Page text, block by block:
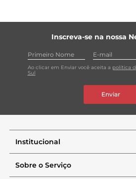
Inscreva-se na nossa
Ao clicar em Enviar você aceita a política
Sul
Enviar
Institucional
Sobre o Serviço